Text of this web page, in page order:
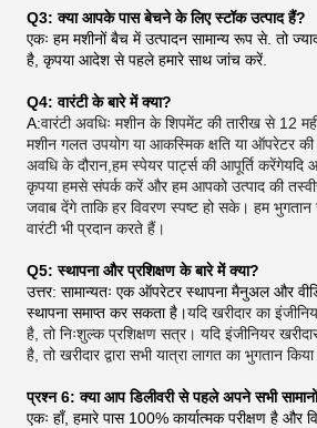
Q3: क्या आपके पास बेचने के लिए स्टॉक उत्पाद हैं?
एकः हम मशीनों बैच में उत्पादन सामान्य रूप से. तो
है, कृपया आदेश से पहले हमारे साथ जांच करें.
Q4: वारंटी के बारे में क्या?
A:वारंटी अवधिः मशीन के शिपमेंट की तारीख से 12
मशीन गलत उपयोग या आकस्मिक क्षति या ऑपरेटर
अवधि के दौरान,हम स्पेयर पार्ट्स की आपूर्ति
कृपया हमसे संपर्क करें और हम आपको उत्पाद की
जवाब देंगे ताकि हर विवरण स्पष्ट हो सके। हम
वारंटी भी प्रदान करते हैं।
Q5: स्थापना और प्रशिक्षण के बारे में क्या?
उत्तर: सामान्यतः एक ऑपरेटर स्थापना मैनुअल और
स्थापना समाप्त कर सकता है।यदि खरीदार का
है, तो निःशुल्क प्रशिक्षण सत्र। यदि इंजीनियर
है, तो खरीदार द्वारा सभी यात्रा लागत का भुगतान
प्रश्न 6: क्या आप डिलीवरी से पहले अपने सभी
एकः हाँ, हमारे पास 100% कार्यात्मक परीक्षण है और